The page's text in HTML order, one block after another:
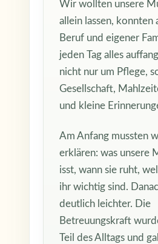
Wir wollten unsere
allein lassen, konnten
Beruf und eigener
jeden Tag alles
nicht nur um Pflege,
Gesellschaft,
und kleine
Am Anfang mussten
erklären: was unsere
isst, wann sie ruht,
ihr wichtig sind.
deutlich leichter. Die
Betreuungskraft
Teil des Alltags und